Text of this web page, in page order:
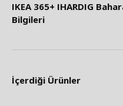
IKEA 365+ IHARDIG
Bilgileri
İçerdiği Ürünler